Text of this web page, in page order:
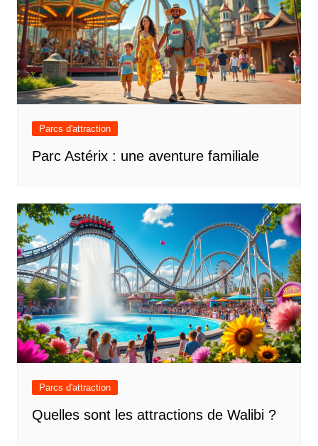
Parcs d'attraction
Parc Astérix : une aventure familiale
Parcs d'attraction
Quelles sont les attractions de Walibi ?